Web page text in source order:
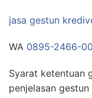
jasa gestun
WA 0895-2466-
Syarat ketentuan
penjelasan